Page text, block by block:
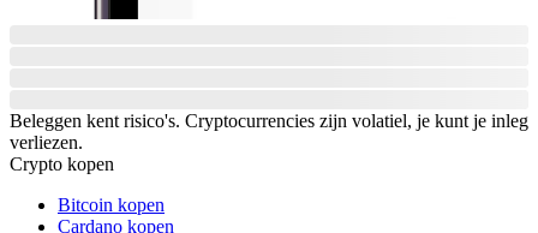
Beleggen kent risico's. Cryptocurrencies zijn volatiel, je kunt je inleg
verliezen.
Crypto kopen
Bitcoin kopen
Cardano kopen